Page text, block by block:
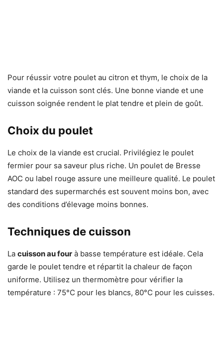
Pour réussir votre poulet au citron et thym, le choix de la
viande et la cuisson sont clés. Une bonne viande et une
cuisson soignée rendent le plat tendre et plein de goût.
Choix du poulet
Le choix de la viande est crucial. Privilégiez le poulet
fermier pour sa saveur plus riche. Un poulet de Bresse
AOC ou label rouge assure une meilleure qualité. Le poulet
standard des supermarchés est souvent moins bon, avec
des conditions d’élevage moins bonnes.
Techniques de cuisson
La cuisson au four à basse température est idéale. Cela
garde le poulet tendre et répartit la chaleur de façon
uniforme. Utilisez un thermomètre pour vérifier la
température : 75°C pour les blancs, 80°C pour les cuisses.